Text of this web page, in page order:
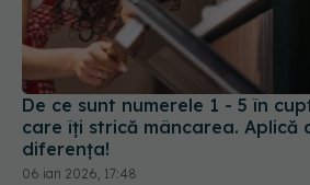
De ce sunt numerele 1 - 5 în
care îți strică mâncarea. Aplică
diferența!
06 ian 2026, 17:48